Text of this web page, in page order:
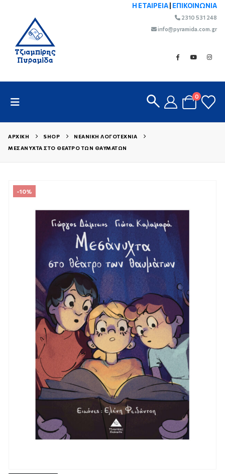
Η ΕΤΑΙΡΕΙΑ ΕΠΙΚΟΙΝΩΝΙΑ
2310 531 248
info@pyramida.com.gr
0
ΑΡΧΙΚΉ SHOP
ΝΕΑΝΙΚΉ ΛΟΓΟΤΕΧΝΊΑ
ΜΕΣΆΝΥΧΤΑ ΣΤΟ ΘΈΑΤΡΟ ΤΩΝ ΘΑΥΜΆΤΩΝ
-10%